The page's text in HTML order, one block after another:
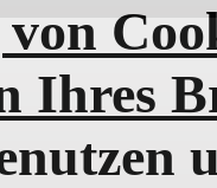
Ihres